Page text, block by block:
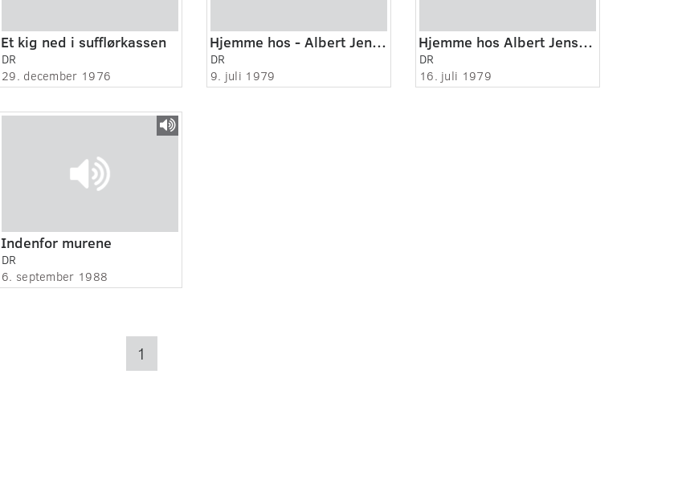
Et kig ned i sufflørkassen
DR
29. december 1976
Hjemme hos - Albert Jensen 1:2
DR
9. juli 1979
Hjemme hos Albert Jensen 2:2
DR
16. juli 1979
Indenfor murene
DR
6. september 1988
1